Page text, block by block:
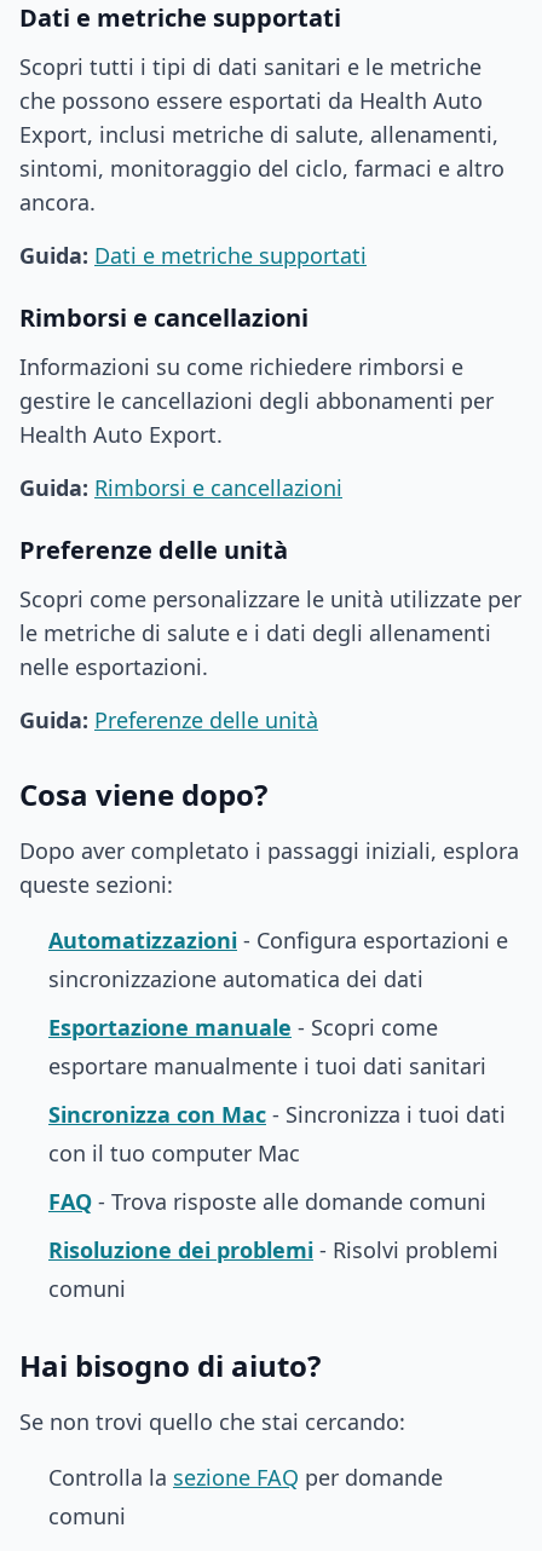
Dati e metriche supportati
Scopri tutti i tipi di dati sanitari e le metriche
che possono essere esportati da Health Auto
Export, inclusi metriche di salute, allenamenti,
sintomi, monitoraggio del ciclo, farmaci e altro
ancora.
Guida: Dati e metriche supportati
Rimborsi e cancellazioni
Informazioni su come richiedere rimborsi e
gestire le cancellazioni degli abbonamenti per
Health Auto Export.
Guida: Rimborsi e cancellazioni
Preferenze delle unità
Scopri come personalizzare le unità utilizzate per
le metriche di salute e i dati degli allenamenti
nelle esportazioni.
Guida: Preferenze delle unità
Cosa viene dopo?
Dopo aver completato i passaggi iniziali, esplora
queste sezioni:
Automatizzazioni - Configura esportazioni e
sincronizzazione automatica dei dati
Esportazione manuale - Scopri come
esportare manualmente i tuoi dati sanitari
Sincronizza con Mac - Sincronizza i tuoi dati
con il tuo computer Mac
FAQ - Trova risposte alle domande comuni
Risoluzione dei problemi - Risolvi problemi
comuni
Hai bisogno di aiuto?
Se non trovi quello che stai cercando:
Controlla la sezione FAQ per domande
comuni